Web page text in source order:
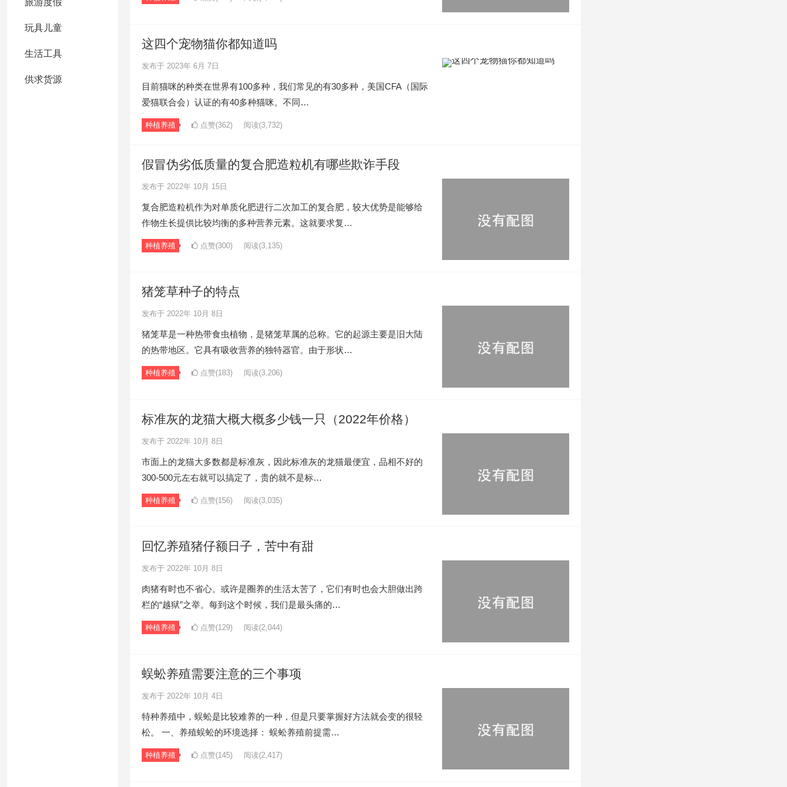
旅游度假
玩具儿童
生活工具
供求货源
这四个宠物猫你都知道吗
发布于 2023年 6月 7日
目前猫咪的种类在世界有100多种，我们常见的有30多种，美国CFA（国际
爱猫联合会）认证的有40多种猫咪。不同…
种植养殖 点赞(362) 阅读(3,732)
假冒伪劣低质量的复合肥造粒机有哪些欺诈手段
发布于 2022年 10月 15日
复合肥造粒机作为对单质化肥进行二次加工的复合肥，较大优势是能够给
作物生长提供比较均衡的多种营养元素。这就要求复…
种植养殖 点赞(300) 阅读(3,135)
猪笼草种子的特点
发布于 2022年 10月 8日
猪笼草是一种热带食虫植物，是猪笼草属的总称。它的起源主要是旧大陆
的热带地区。它具有吸收营养的独特器官。由于形状…
种植养殖 点赞(183) 阅读(3,206)
标准灰的龙猫大概大概多少钱一只（2022年价格）
发布于 2022年 10月 8日
市面上的龙猫大多数都是标准灰，因此标准灰的龙猫最便宜，品相不好的
300-500元左右就可以搞定了，贵的就不是标…
种植养殖 点赞(156) 阅读(3,035)
回忆养殖猪仔额日子，苦中有甜
发布于 2022年 10月 8日
肉猪有时也不省心。或许是圈养的生活太苦了，它们有时也会大胆做出跨
栏的“越狱”之举。每到这个时候，我们是最头痛的…
种植养殖 点赞(129) 阅读(2,044)
蜈蚣养殖需要注意的三个事项
发布于 2022年 10月 4日
特种养殖中，蜈蚣是比较难养的一种，但是只要掌握好方法就会变的很轻
松。 一、养殖蜈蚣的环境选择： 蜈蚣养殖前提需…
种植养殖 点赞(145) 阅读(2,417)